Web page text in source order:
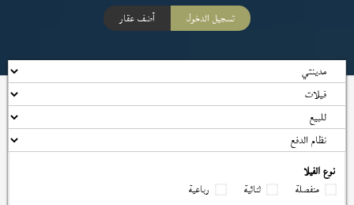
تسجيل الدخول أضف عقار
نوع الفيلا
منفصلة
ثنائية
رباعية